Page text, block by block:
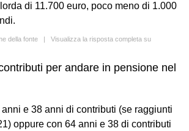
di 11.700 euro, poco meno di 1.000
della fonte | Visualizza la risposta completa su
per andare in pensione nel
e 38 anni di contributi (se raggiunti
oppure con 64 anni e 38 di contributi